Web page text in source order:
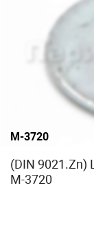
М-3720
(DIN 9021.Zn)
М-3720